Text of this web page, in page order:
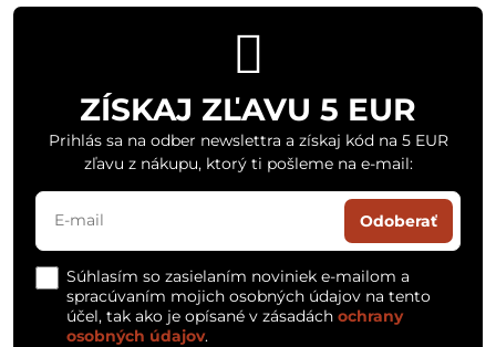
ZÍSKAJ ZĽAVU 5 EUR
Prihlás sa na odber newslettra a získaj kód na 5 EUR
zľavu z nákupu, ktorý ti pošleme na e-mail:
Odoberať
Súhlasím so zasielaním noviniek e-mailom a
spracúvaním mojich osobných údajov na tento
účel, tak ako je opísané v zásadách ochrany
osobných údajov.